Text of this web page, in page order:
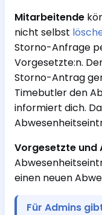
Mitarbeitende
nicht selbst
Storno-Anfrage
Vorgesetzte:n.
Storno-Antrag
Timebutler den
informiert dich.
Vorgesetzte und
einen neuen
Für Admins